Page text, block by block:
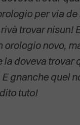
per via
trovar nisun!
orologio novo,
la doveva trovar
gnanche quel
tuto!